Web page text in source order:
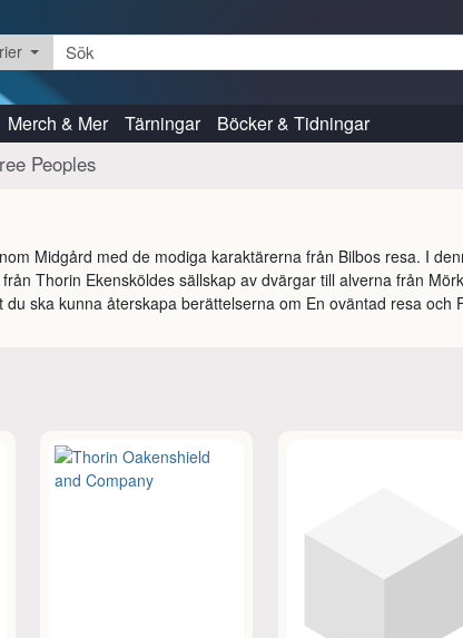
Merch & Mer Tärningar Böcker & Tidningar
Peoples
Midgård med de modiga karaktärerna från Bilbos resa. I
Thorin Ekensköldes sällskap av dvärgar till alverna från
du ska kunna återskapa berättelserna om En oväntad resa och